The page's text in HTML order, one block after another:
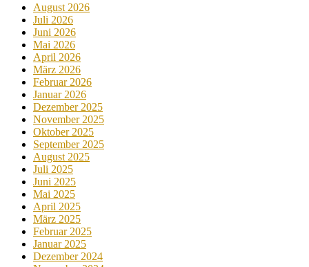
August 2026
Juli 2026
Juni 2026
Mai 2026
April 2026
März 2026
Februar 2026
Januar 2026
Dezember 2025
November 2025
Oktober 2025
September 2025
August 2025
Juli 2025
Juni 2025
Mai 2025
April 2025
März 2025
Februar 2025
Januar 2025
Dezember 2024